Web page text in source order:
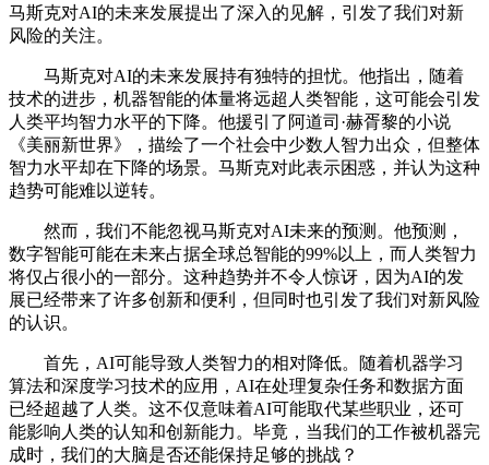
马斯克对AI的未来发展提出了深入的见解，引发了我们对新
风险的关注。
马斯克对AI的未来发展持有独特的担忧。他指出，随着
技术的进步，机器智能的体量将远超人类智能，这可能会引发
人类平均智力水平的下降。他援引了阿道司·赫胥黎的小说
《美丽新世界》，描绘了一个社会中少数人智力出众，但整体
智力水平却在下降的场景。马斯克对此表示困惑，并认为这种
趋势可能难以逆转。
然而，我们不能忽视马斯克对AI未来的预测。他预测，
数字智能可能在未来占据全球总智能的99%以上，而人类智力
将仅占很小的一部分。这种趋势并不令人惊讶，因为AI的发
展已经带来了许多创新和便利，但同时也引发了我们对新风险
的认识。
首先，AI可能导致人类智力的相对降低。随着机器学习
算法和深度学习技术的应用，AI在处理复杂任务和数据方面
已经超越了人类。这不仅意味着AI可能取代某些职业，还可
能影响人类的认知和创新能力。毕竟，当我们的工作被机器完
成时，我们的大脑是否还能保持足够的挑战？